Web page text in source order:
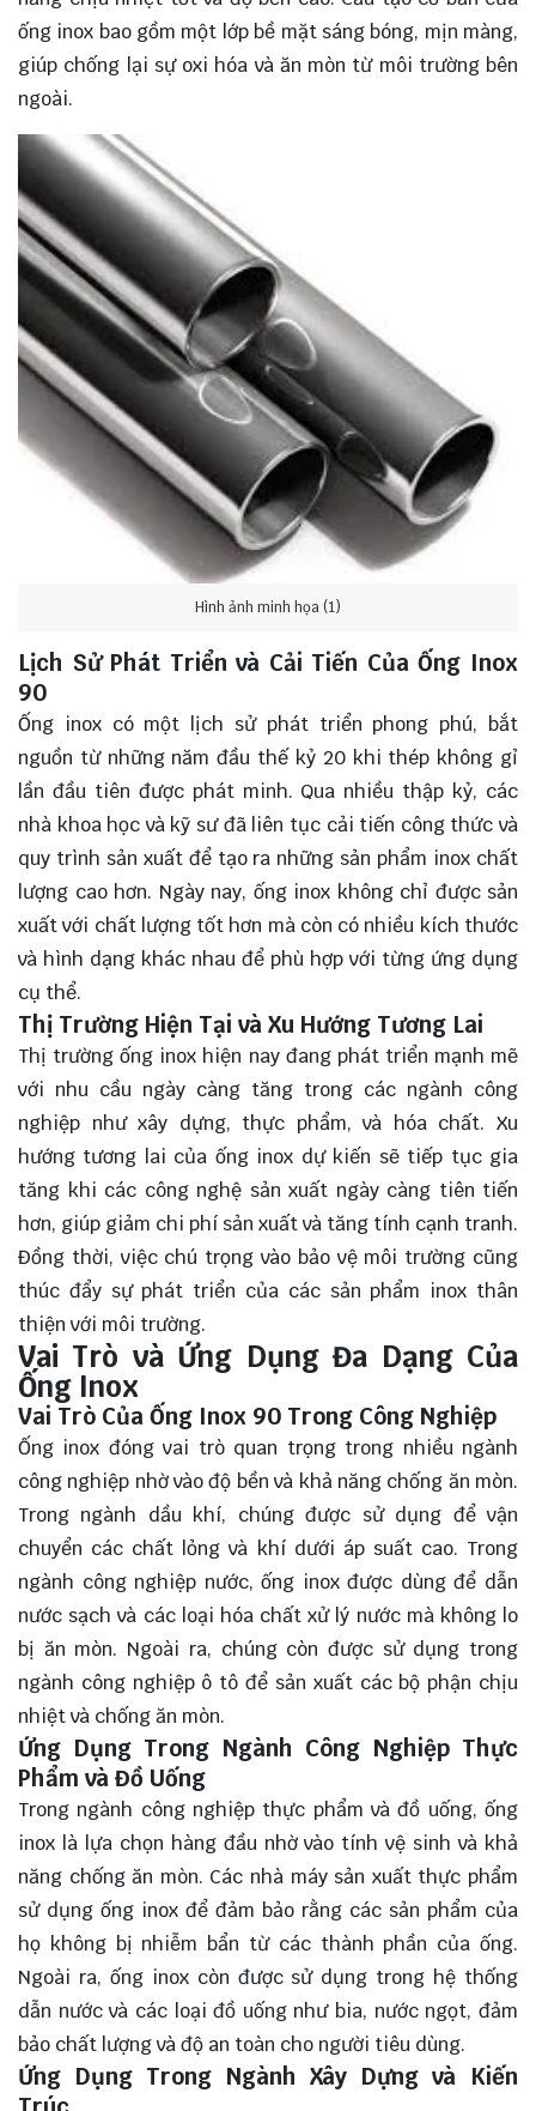
ống inox bao gồm một lớp bề mặt sáng bóng, mịn màng,
giúp chống lại sự oxi hóa và ăn mòn từ môi trường bên
ngoài.
Hình ảnh minh họa (1)
Lịch Sử Phát Triển và Cải Tiến Của Ống Inox
90
Ống inox có một lịch sử phát triển phong phú, bắt
nguồn từ những năm đầu thế kỷ 20 khi thép không gỉ
lần đầu tiên được phát minh. Qua nhiều thập kỷ, các
nhà khoa học và kỹ sư đã liên tục cải tiến công thức và
quy trình sản xuất để tạo ra những sản phẩm inox chất
lượng cao hơn. Ngày nay, ống inox không chỉ được sản
xuất với chất lượng tốt hơn mà còn có nhiều kích thước
và hình dạng khác nhau để phù hợp với từng ứng dụng
cụ thể.
Thị Trường Hiện Tại và Xu Hướng Tương Lai
Thị trường ống inox hiện nay đang phát triển mạnh mẽ
với nhu cầu ngày càng tăng trong các ngành công
nghiệp như xây dựng, thực phẩm, và hóa chất. Xu
hướng tương lai của ống inox dự kiến sẽ tiếp tục gia
tăng khi các công nghệ sản xuất ngày càng tiên tiến
hơn, giúp giảm chi phí sản xuất và tăng tính cạnh tranh.
Đồng thời, việc chú trọng vào bảo vệ môi trường cũng
thúc đẩy sự phát triển của các sản phẩm inox thân
thiện với môi trường.
Vai Trò và Ứng Dụng Đa Dạng Của
Ống Inox
Vai Trò Của Ống Inox 90 Trong Công Nghiệp
Ống inox đóng vai trò quan trọng trong nhiều ngành
công nghiệp nhờ vào độ bền và khả năng chống ăn mòn.
Trong ngành dầu khí, chúng được sử dụng để vận
chuyển các chất lỏng và khí dưới áp suất cao. Trong
ngành công nghiệp nước, ống inox được dùng để dẫn
nước sạch và các loại hóa chất xử lý nước mà không lo
bị ăn mòn. Ngoài ra, chúng còn được sử dụng trong
ngành công nghiệp ô tô để sản xuất các bộ phận chịu
nhiệt và chống ăn mòn.
Ứng Dụng Trong Ngành Công Nghiệp Thực
Phẩm và Đồ Uống
Trong ngành công nghiệp thực phẩm và đồ uống, ống
inox là lựa chọn hàng đầu nhờ vào tính vệ sinh và khả
năng chống ăn mòn. Các nhà máy sản xuất thực phẩm
sử dụng ống inox để đảm bảo rằng các sản phẩm của
họ không bị nhiễm bẩn từ các thành phần của ống.
Ngoài ra, ống inox còn được sử dụng trong hệ thống
dẫn nước và các loại đồ uống như bia, nước ngọt, đảm
bảo chất lượng và độ an toàn cho người tiêu dùng.
Ứng Dụng Trong Ngành Xây Dựng và Kiến